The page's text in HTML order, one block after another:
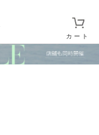
カート